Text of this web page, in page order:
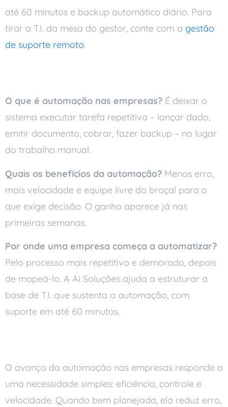
até 60 minutos e backup automático diário. Para
tirar a T.I. da mesa do gestor, conte com a gestão
de suporte remoto.
O que é automação nas empresas? É deixar o
sistema executar tarefa repetitiva – lançar dado,
emitir documento, cobrar, fazer backup – no lugar
do trabalho manual.
Quais os benefícios da automação? Menos erro,
mais velocidade e equipe livre do braçal para o
que exige decisão. O ganho aparece já nas
primeiras semanas.
Por onde uma empresa começa a automatizar?
Pelo processo mais repetitivo e demorado, depois
de mapeá-lo. A Ai Soluções ajuda a estruturar a
base de T.I. que sustenta a automação, com
suporte em até 60 minutos.
O avanço da automação nas empresas responde a
uma necessidade simples: eficiência, controle e
velocidade. Quando bem planejada, ela reduz erro,